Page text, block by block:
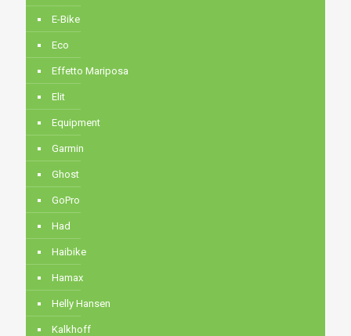
E-Bike
Eco
Effetto Mariposa
Elit
Equipment
Garmin
Ghost
GoPro
Had
Haibike
Hamax
Helly Hansen
Kalkhoff